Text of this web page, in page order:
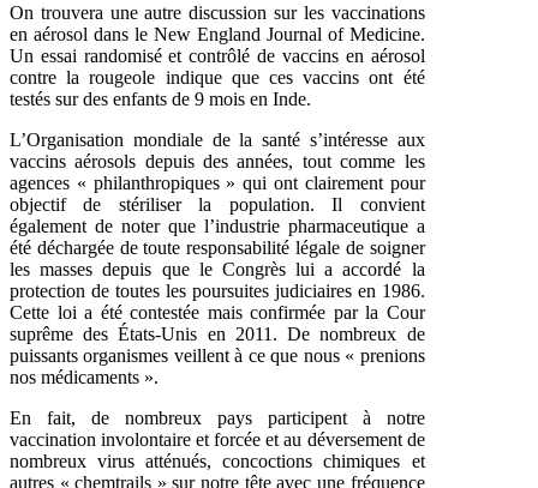
On trouvera une autre discussion sur les vaccinations
en aérosol dans le New England Journal of Medicine.
Un essai randomisé et contrôlé de vaccins en aérosol
contre la rougeole indique que ces vaccins ont été
testés sur des enfants de 9 mois en Inde.
L’Organisation mondiale de la santé s’intéresse aux
vaccins aérosols depuis des années, tout comme les
agences « philanthropiques » qui ont clairement pour
objectif de stériliser la population. Il convient
également de noter que l’industrie pharmaceutique a
été déchargée de toute responsabilité légale de soigner
les masses depuis que le Congrès lui a accordé la
protection de toutes les poursuites judiciaires en 1986.
Cette loi a été contestée mais confirmée par la Cour
suprême des États-Unis en 2011. De nombreux de
puissants organismes veillent à ce que nous « prenions
nos médicaments ».
En fait, de nombreux pays participent à notre
vaccination involontaire et forcée et au déversement de
nombreux virus atténués, concoctions chimiques et
autres « chemtrails » sur notre tête avec une fréquence